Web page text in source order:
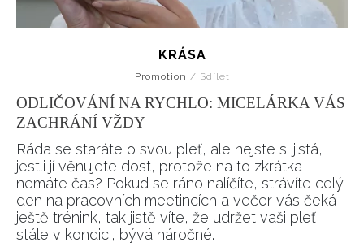
KRÁSA
Promotion / Sdílet
ODLIČOVÁNÍ NA RYCHLO: MICELÁRKA VÁS
ZACHRÁNÍ VŽDY
Ráda se staráte o svou pleť, ale nejste si jistá,
jestli jí věnujete dost, protože na to zkrátka
nemáte čas? Pokud se ráno nalíčíte, strávíte celý
den na pracovních meetincích a večer vás čeká
ještě trénink, tak jistě víte, že udržet vaši pleť
stále v kondici, bývá náročné.